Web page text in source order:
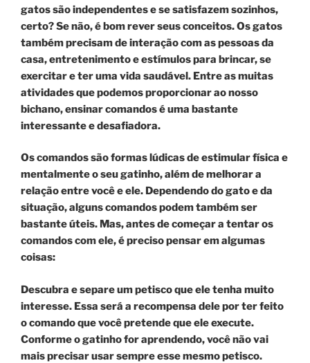
gatos são independentes e se satisfazem sozinhos,
certo? Se não, é bom rever seus conceitos. Os gatos
também precisam de interação com as pessoas da
casa, entretenimento e estímulos para brincar, se
exercitar e ter uma vida saudável. Entre as muitas
atividades que podemos proporcionar ao nosso
bichano, ensinar comandos é uma bastante
interessante e desafiadora.
Os comandos são formas lúdicas de estimular física e
mentalmente o seu gatinho, além de melhorar a
relação entre você e ele. Dependendo do gato e da
situação, alguns comandos podem também ser
bastante úteis. Mas, antes de começar a tentar os
comandos com ele, é preciso pensar em algumas
coisas:
Descubra e separe um petisco que ele tenha muito
interesse. Essa será a recompensa dele por ter feito
o comando que você pretende que ele execute.
Conforme o gatinho for aprendendo, você não vai
mais precisar usar sempre esse mesmo petisco.